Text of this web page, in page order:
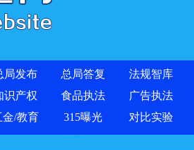
局发布 总局答复 法规智库
识产权 食品执法 广告执法
金/教育 315曝光 对比实验